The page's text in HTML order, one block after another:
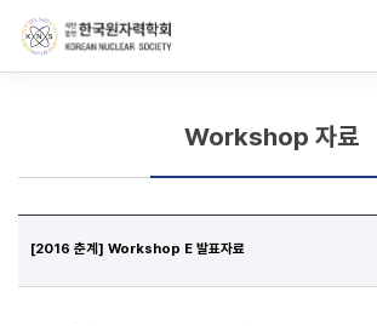
Workshop 자료
[2016 춘계] Workshop E 발표자료